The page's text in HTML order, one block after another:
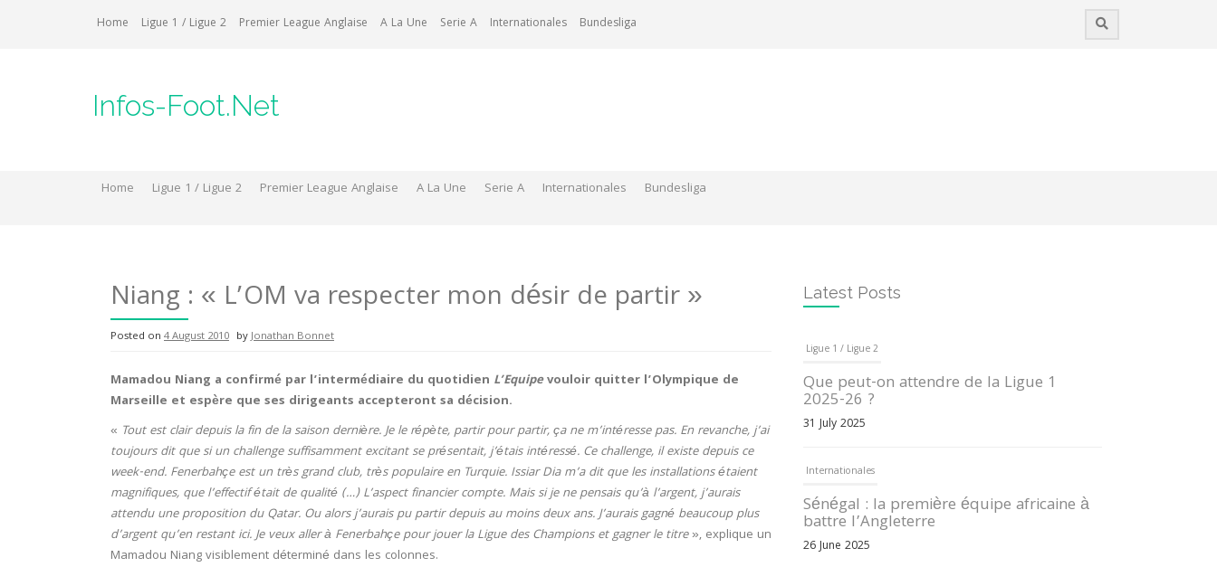
Home Ligue 1 / Ligue 2 Premier League Anglaise A La Une Serie A Internationales Bundesliga
Infos-Foot.Net
Home Ligue 1 / Ligue 2 Premier League Anglaise A La Une Serie A Internationales Bundesliga
Niang : « L’OM va respecter mon désir de partir »
Posted on 4 August 2010 byJonathan Bonnet
Mamadou Niang a confirmé par l’intermédiaire du quotidien L’Equipevouloir quitter l’Olympique de
Marseille et espère que ses dirigeants accepteront sa décision.
« Tout est clair depuis la fin de la saison dernière. Je le répète, partir pour partir, ça ne m’intéresse pas. En revanche, j’ai
toujours dit que si un challenge suffisamment excitant se présentait, j’étais intéressé. Ce challenge, il existe depuis ce
week-end. Fenerbahçe est un très grand club, très populaire en Turquie. Issiar Dia m’a dit que les installations étaient
magnifiques, que l’effectif était de qualité (…) L’aspect financier compte. Mais si je ne pensais qu’à l’argent, j’aurais
attendu une proposition du Qatar. Ou alors j’aurais pu partir depuis au moins deux ans. J’aurais gagné beaucoup plus
d’argent qu’en restant ici. Je veux aller à Fenerbahçe pour jouer la Ligue des Champions et gagner le titre», explique un
Mamadou Niang visiblement déterminé dans les colonnes.
Latest Posts
Ligue 1 / Ligue 2
Que peut-on attendre de la Ligue 1
2025-26 ?
31 July 2025
Internationales
Sénégal : la première équipe africaine à
battre l’Angleterre
26 June 2025